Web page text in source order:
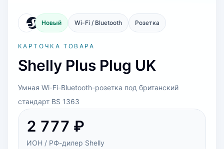
Новый Wi-Fi / Bluetooth Розетка
КАРТОЧКА ТОВАРА
Shelly Plus Plug UK
Умная Wi-Fi-Bluetooth-розетка под британский
стандарт BS 1363
2 777 ₽
ИОН / РФ-дилер Shelly